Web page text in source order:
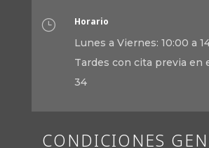
} Horario
Lunes a Viernes: 10:00 a
Tardes con cita previa en
34
CONDICIONES